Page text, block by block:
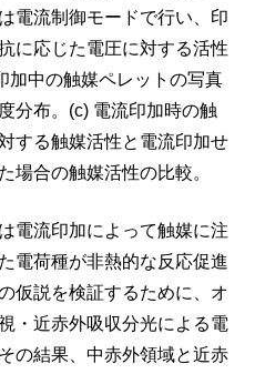
電流制御モードで行い、印
に応じた電圧に対する活性
加中の触媒ペレットの写真
分布。(c) 電流印加時の触
する触媒活性と電流印加せ
場合の触媒活性の比較。
電流印加によって触媒に注
電荷種が非熱的な反応促進
仮説を検証するために、オ
・近赤外吸収分光による電
の結果、中赤外領域と近赤